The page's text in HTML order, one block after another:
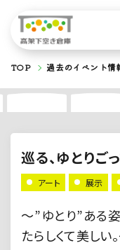
TOP 過去のイベント情
巡る、ゆとりごっ
アート 展示
～”ゆとり”ある
たらしくて美しい